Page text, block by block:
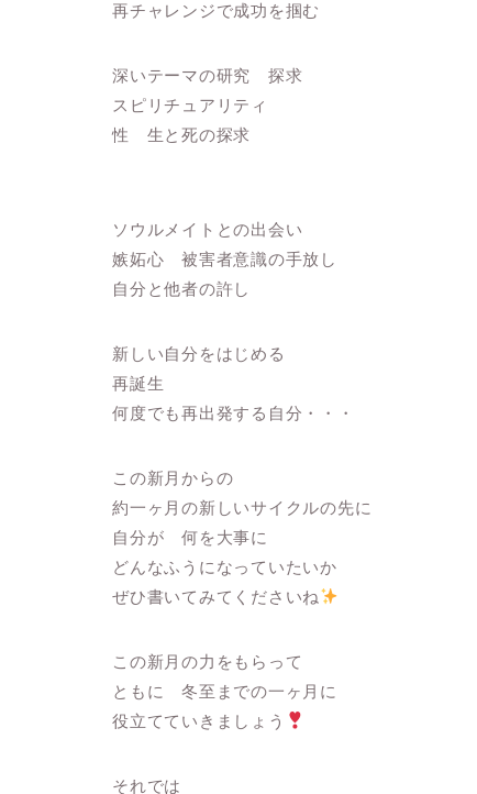
再チャレンジで成功を掴む
深いテーマの研究 探求
スピリチュアリティ
性 生と死の探求
ソウルメイトとの出会い
嫉妬心 被害者意識の手放し
自分と他者の許し
新しい自分をはじめる
再誕生
何度でも再出発する自分・・・
この新月からの
約一ヶ月の新しいサイクルの先に
自分が 何を大事に
どんなふうになっていたいか
ぜひ書いてみてくださいね
この新月の力をもらって
ともに 冬至までの一ヶ月に
役立てていきましょう
それでは